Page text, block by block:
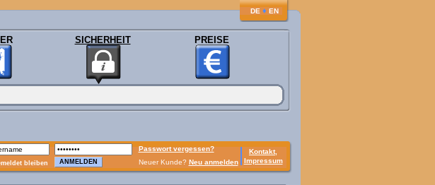
DE ♦ EN
SICHERHEIT PREISE
Passwort vergessen?
Kontakt,
Impressum
bleiben Neuer Kunde? Neu anmelden